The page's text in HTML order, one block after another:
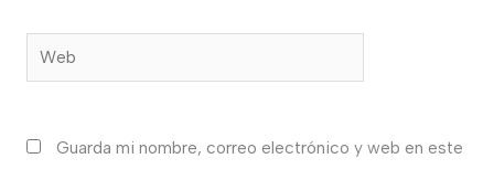
Web
Guarda mi nombre, correo electrónico y web en este